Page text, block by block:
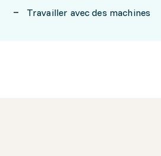
Travailler avec des machines